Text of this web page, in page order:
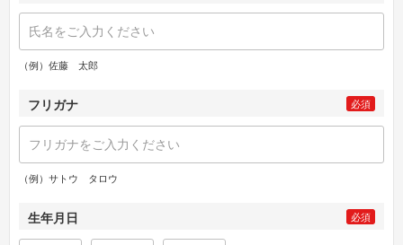
（例）佐藤 太郎
フリガナ 必須
（例）サトウ タロウ
生年月日 必須